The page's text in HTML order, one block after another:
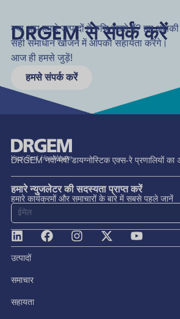
DRGEM से संपर्क करें
क्या आप हमारे उत्पादों में रुचि रखते हैं? हम
सही समाधान खोजने में आपकी सहायता करेंगे।
आज ही हमसे जुड़ें!
हमसे संपर्क करें
DRGEM नवोन्मेषी डायग्नोस्टिक एक्स-रे प्रणालियों का
हमारे न्युजलेटर की सदस्यता प्राप्त करें
हमारे कार्यक्रमों और समाचारों के बारे में सबसे पहले जानें
उत्पादों
समाचार
सहायता